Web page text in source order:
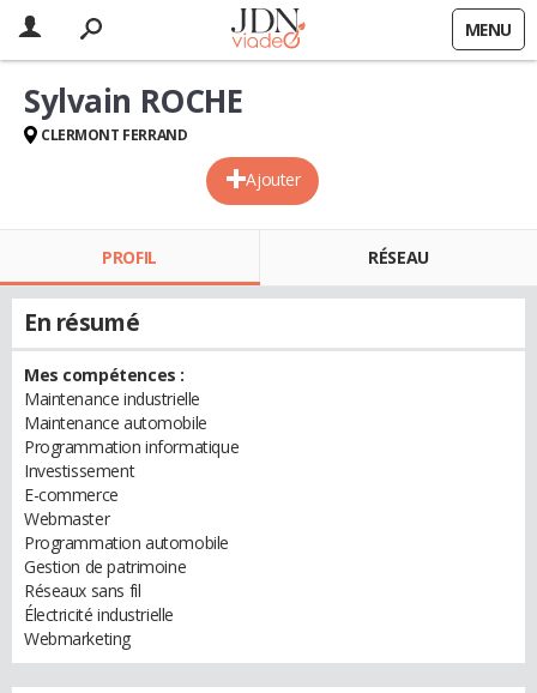
MENU
Ajouter
Sylvain ROCHE
CLERMONT FERRAND
PROFIL RÉSEAU
En résumé
Mes compétences :
Maintenance industrielle
Maintenance automobile
Programmation informatique
Investissement
E-commerce
Webmaster
Programmation automobile
Gestion de patrimoine
Réseaux sans fil
Électricité industrielle
Webmarketing